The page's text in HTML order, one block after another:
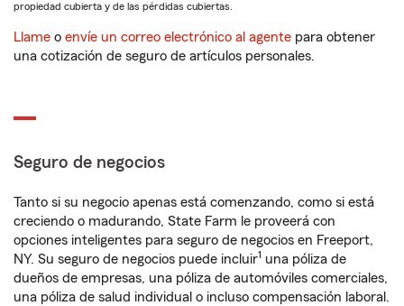
propiedad cubierta y de las pérdidas cubiertas.
Llame o envíe un correo electrónico al agente para obtener
una cotización de seguro de artículos personales.
Seguro de negocios
Tanto si su negocio apenas está comenzando, como si está
creciendo o madurando, State Farm le proveerá con
opciones inteligentes para seguro de negocios en Freeport,
NY. Su seguro de negocios puede incluir1 una póliza de
dueños de empresas, una póliza de automóviles comerciales,
una póliza de salud individual o incluso compensación laboral.